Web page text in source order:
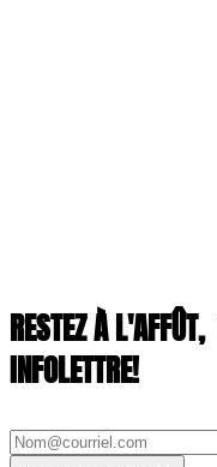
RESTEZ À L'AFFÛT,
INFOLETTRE!